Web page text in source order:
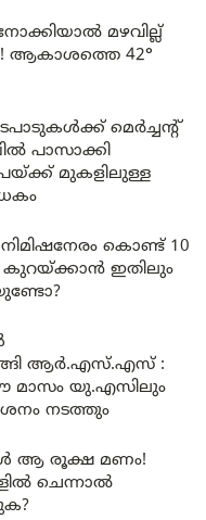
മഴവില്ല്
42°
മെർച്ചന്റ്
പാസാക്കി
മുകളിലുള്ള
കൊണ്ട് 10
കുറയ്ക്കാൻ ഇതിലും
ആർ.എസ്.എസ് :
യു.എസിലും
നടത്തും
ആ രൂക്ഷ മണം!
ചെന്നാൽ